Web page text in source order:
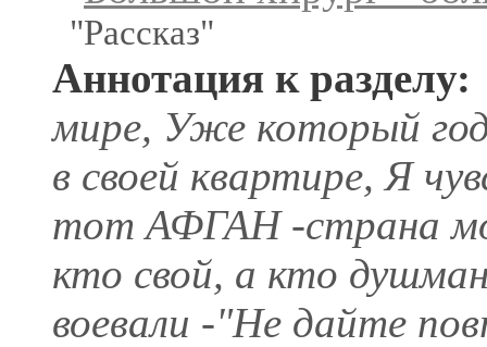
"Рассказ"
Аннотация к разделу:
мире, Уже который
в своей квартире, Я
тот АФГАН -страна
кто свой, а кто
воевали -"Не дайте